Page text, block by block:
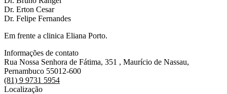
Dr. Erton Cesar
Dr. Felipe Fernandes
Em frente a clinica Eliana Porto.
Informações de contato
Rua Nossa Senhora de Fátima, 351 , Maurício de Nassau,
Pernambuco 55012-600
(81) 9 9731 5954
Localização